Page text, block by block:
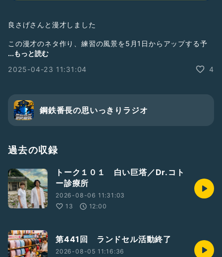
良さげさんと漫才しました
この漫才のネタ作り、練習の風景を5月1日からアップする予
定です
#思いっきりラジオ
...もっと読む
2025-04-23 11:31:04
4
鋼鉄番長の思いっきりラジオ
過去の収録
トーク１０１ 白い巨塔／Dr.コト
ー診療所
2026-08-06 11:31:03
13
12:00
第441回 ランドセル活動終了
2026-08-05 11:16:36